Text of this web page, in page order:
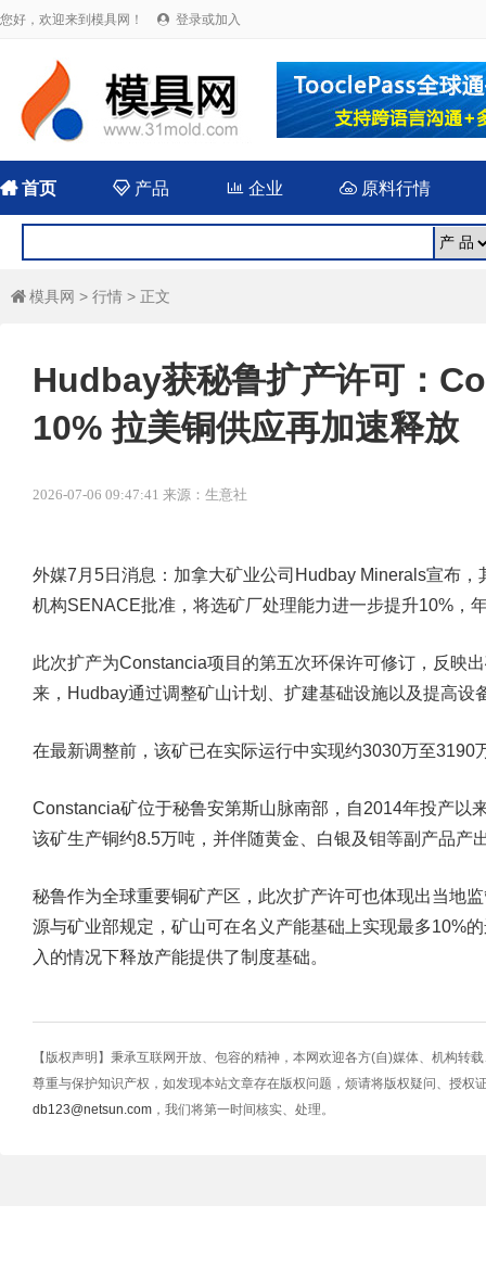
您好，欢迎来到模具网！  登录或加入
首页  产品 企业 原料行情
 模具网 > 行情 > 正文
Hudbay获秘鲁扩产许可：
10% 拉美铜供应再加速释放
2026-07-06 09:47:41 来源：生意社
外媒7月5日消息：加拿大矿业公司Hudbay Minerals宣布
机构SENACE批准，将选矿厂处理能力进一步提升10%，
此次扩产为Constancia项目的第五次环保许可修订，反映
来，Hudbay通过调整矿山计划、扩建基础设施以及提高设
在最新调整前，该矿已在实际运行中实现约3030万至3190
Constancia矿位于秘鲁安第斯山脉南部，自2014年投产以
该矿生产铜约8.5万吨，并伴随黄金、白银及钼等副产品产
秘鲁作为全球重要铜矿产区，此次扩产许可也体现出当地
源与矿业部规定，矿山可在名义产能基础上实现最多10%
入的情况下释放产能提供了制度基础。
【版权声明】秉承互联网开放、包容的精神，本网欢迎各方(自)媒体、机构转
尊重与保护知识产权，如发现本站文章存在版权问题，烦请将版权疑问、授权
db123@netsun.com ，我们将第一时间核实、处理。